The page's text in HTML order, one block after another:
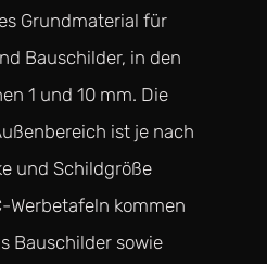
Grundmaterial für
Bauschilder, in den
1 und 10 mm. Die
ist je nach
und Schildgröße
Werbetafeln kommen
Bauschilder sowie